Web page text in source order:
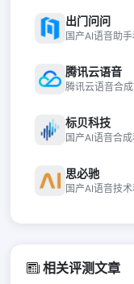
出门问问
国产AI语音助
腾讯云语音
腾讯云语音合
标贝科技
国产AI语音合
思必驰
国产AI语音技
相关评测文章